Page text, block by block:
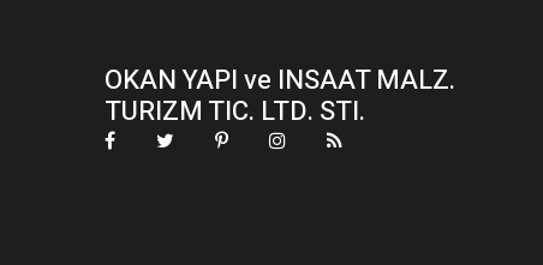
OKAN YAPI ve INSAAT MALZ.
TURIZM TIC. LTD. STI.